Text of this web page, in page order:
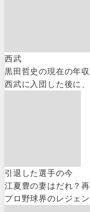
西武
黒田哲史の現在の年
西武に入団した後に
引退した選手の今
江夏豊の妻はだれ？
プロ野球界のレジェ